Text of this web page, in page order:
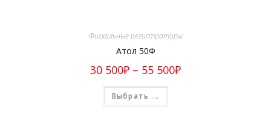
Фискальные регистраторы
Атол 50Ф
30 500₽ – 55 500₽
Выбрать ...